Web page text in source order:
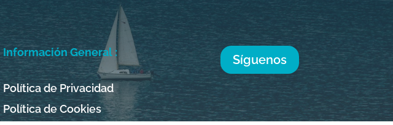
Información General :
Política de Privacidad
Política de Cookies
Síguenos